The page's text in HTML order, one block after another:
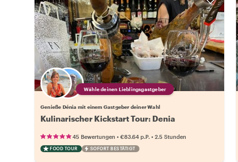
Wähle deinen Lieblingsgastgeber
Genieße Dénia mit einem Gastgeber deiner Wahl
Kulinarischer Kickstart Tour: Denia
45 Bewertungen • €83.64 p.P. • 2.5 Stunden
FOOD TOUR SOFORT BESTÄTIGT